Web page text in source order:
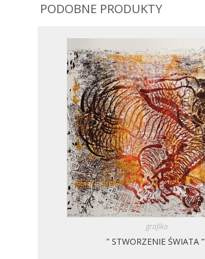
PODOBNE PRODUKTY
grafika
” STWORZENIE ŚWIATA ”